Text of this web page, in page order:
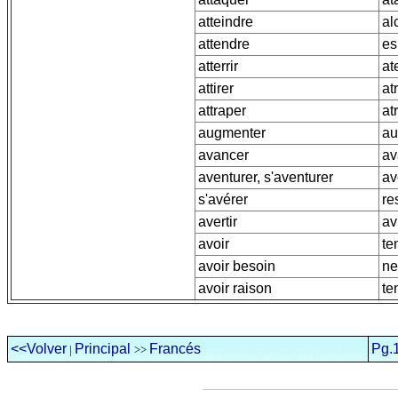
atteindre
attendre
atterrir
attirer
attraper
augmenter
avancer
aventurer, s'aventurer
s'avérer
avertir
avoir
avoir besoin
avoir raison
<<Volver | Principal >> Francés